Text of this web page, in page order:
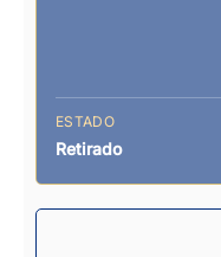
ESTADO
Retirado